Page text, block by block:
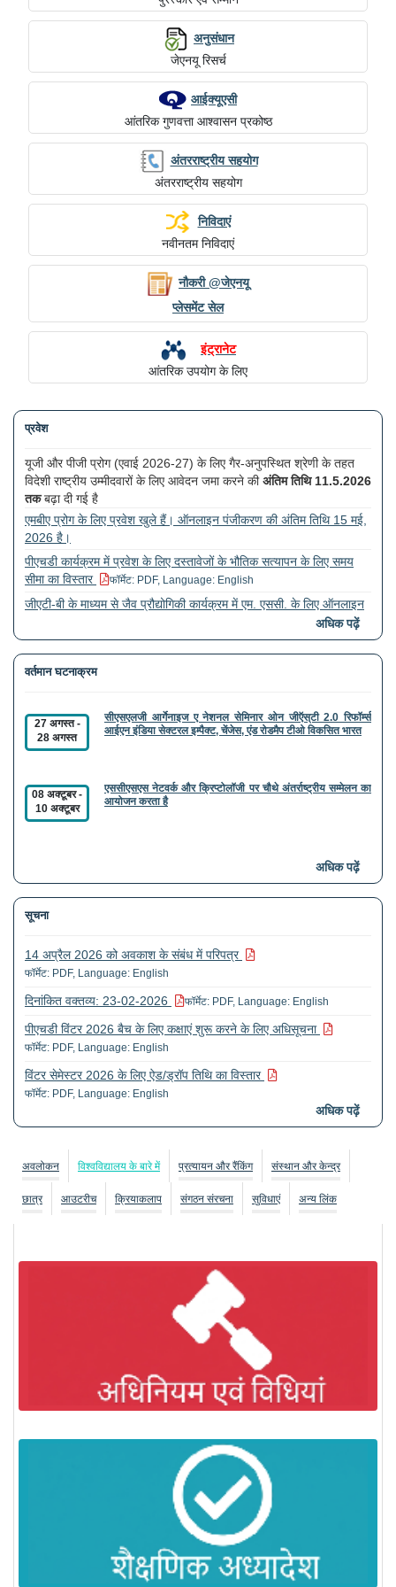
अनुसंधान
जेएनयू रिसर्च
आईक्यूएसी
आंतरिक गुणवत्ता आश्वासन प्रकोष्ठ
अंतरराष्ट्रीय सहयोग
अंतरराष्ट्रीय सहयोग
निविदाएं
नवीनतम निविदाएं
नौकरी @जेएनयू
प्लेसमेंट सेल
इंट्रानेट
आंतरिक उपयोग के लिए
प्रवेश
यूजी और पीजी प्रोग (एवाई 2026-27) के लिए गैर-अनुपस्थित श्रेणी के तहत
विदेशी राष्ट्रीय उम्मीदवारों के लिए आवेदन जमा करने कीअंतिम तिथि 11.5.2026
तकबढ़ा दी गई है
एमबीए प्रोग के लिए प्रवेश खुले हैं। ऑनलाइन पंजीकरण की अंतिम तिथि 15 मई,
2026 है।
पीएचडी कार्यक्रम में प्रवेश के लिए दस्तावेजों के भौतिक सत्यापन के लिए समय
सीमा का विस्तार
फॉर्मेट: PDF, Language: English
जीएटी-बी के माध्यम से जैव प्रौद्योगिकी कार्यक्रम में एम. एससी. के लिए ऑनलाइन
तहत विदेशी राष्ट्रीय उम्मीदवार से यूजी और पीजी कार्यक्रमों के लिए आवेदन
आमंत्रित करने के लिए प्रवेश सूचना)
अधिक पढ़ें
वर्तमान घटनाक्रम
27 अगस्त-
28 अगस्त
सीएसएलजी आर्गेनाइज ए नेशनल सेमिनार ओन जीऍस्‌टी 2.0 रिफॉर्म्स
आईएन इंडिया सेक्टरल इम्पैक्ट, चेंजेस, एंड रोडमैप टीओ विकसित भारत
08 अक्टूबर-
10 अक्टूबर
एससीएसएस नेटवर्क और क्रिप्टोलॉजी पर चौथे अंतर्राष्ट्रीय सम्मेलन का
आयोजन करता है
सीएसपीआईएलएएस, एसएलएल और सीएस "20वीं और 21वीं सदी में
दुनिया भर में युवा कथाओं और सांस्कृतिक प्रथाओं" पर एक अंतर्राष्ट्रीय
सम्मेलन का आयोजन करते हैं
अधिक पढ़ें
सूचना
14 अप्रैल 2026 को अवकाश के संबंध में परिपत्र
फॉर्मेट: PDF, Language: English
दिनांकित वक्तव्य: 23-02-2026 फॉर्मेट: PDF, Language: English
पीएचडी विंटर 2026 बैच के लिए कक्षाएं शुरू करने के लिए अधिसूचना
फॉर्मेट: PDF, Language: English
विंटर सेमेस्टर 2026 के लिए ऐड/ड्रॉप तिथि का विस्तार
फॉर्मेट: PDF, Language: English
अधिक पढ़ें
अवलोकन विश्वविद्यालय के बारे में प्रत्यायन और रैंकिंग संस्थान और केन्द्र
छात्र आउटरीच क्रियाकलाप संगठन संरचना सुविधाएं अन्य लिंक